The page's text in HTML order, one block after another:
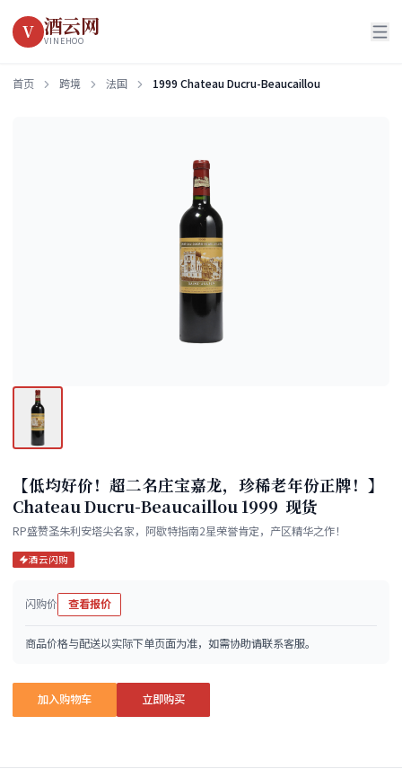
V 酒云网
VINEHOO
首页 跨境 法国 1999 Chateau Ducru-Beaucaillou
【低均好价！超二名庄宝嘉龙，珍稀老年份正牌！】
Chateau Ducru-Beaucaillou 1999 现货
RP盛赞圣朱利安塔尖名家，阿歇特指南2星荣誉肯定，产区精华之作！
酒云闪购
闪购价 查看报价
商品价格与配送以实际下单页面为准，如需协助请联系客服。
加入购物车 立即购买